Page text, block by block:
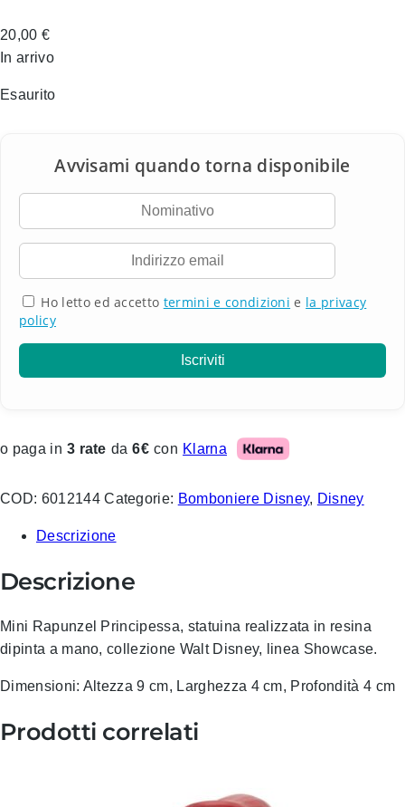
20,00 €
In arrivo
Esaurito
Ho letto ed accetto termini e condizioni e la privacy
policy
o paga in 3 rate da 6€ con Klarna
COD: 6012144 Categorie: Bomboniere Disney, Disney
Descrizione
Descrizione
Mini Rapunzel Principessa, statuina realizzata in resina
dipinta a mano, collezione Walt Disney, linea Showcase.
Dimensioni: Altezza 9 cm, Larghezza 4 cm, Profondità 4 cm
Prodotti correlati